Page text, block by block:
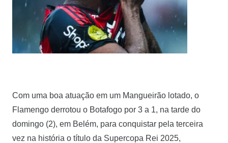
Com uma boa atuação em um Mangueirão lotado, o
Flamengo derrotou o Botafogo por 3 a 1, na tarde do
domingo (2), em Belém, para conquistar pela terceira
vez na história o título da Supercopa Rei 2025,